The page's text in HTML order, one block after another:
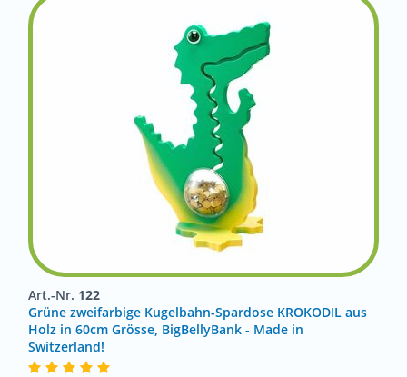
Art.-Nr. 122
Grüne zweifarbige Kugelbahn-Spardose KROKODIL aus
Holz in 60cm Grösse, BigBellyBank - Made in
Switzerland!